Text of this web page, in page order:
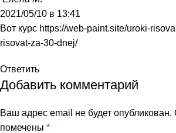
2021/05/10 в 13:41
Вот курс https://web-paint.site/uroki-
risovat-za-30-dnej/
Ответить
Добавить комментарий
Ваш адрес email не будет опубликован.
помечены *